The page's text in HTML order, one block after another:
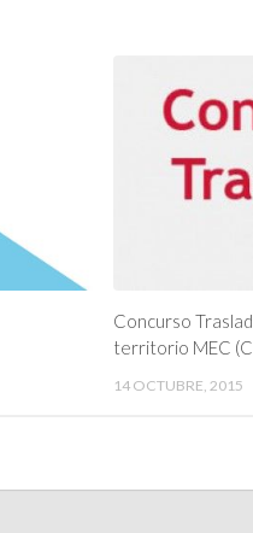
Concurso
territorio MEC
14 OCTUBRE, 2015